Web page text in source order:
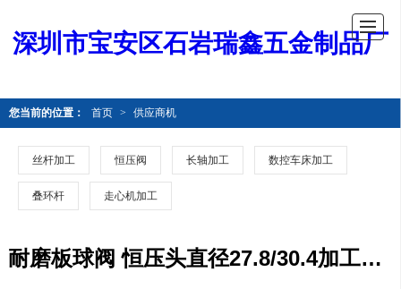
深圳市宝安区石岩瑞鑫五金制品厂
您当前的位置： 首页 > 供应商机
丝杆加工 恒压阀 长轴加工 数控车床加工
叠环杆 走心机加工
耐磨板球阀 恒压头直径27.8/30.4加工加工 零配件